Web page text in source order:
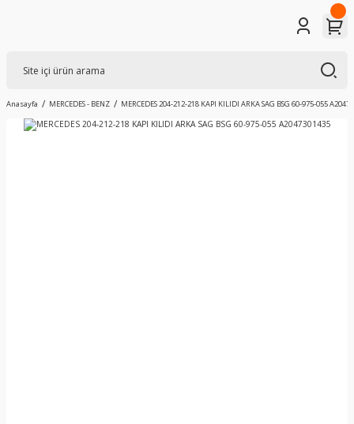
Anasayfa MERCEDES - BENZ MERCEDES 204-212-218 KAPI KILIDI ARKA SAG BSG 60-975-055